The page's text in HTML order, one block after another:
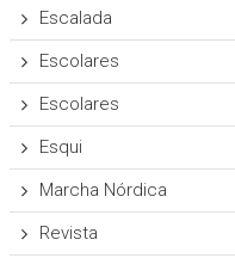
Escalada
Escolares
Escolares
Esqui
Marcha Nórdica
Revista